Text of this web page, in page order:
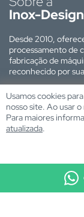
Inox-Design
Desde 2010,
processamento de
fabricação de
reconhecido por
Site desenvolvido
Usamos cookies
nosso site. Ao usar
Para maiores
atualizada.